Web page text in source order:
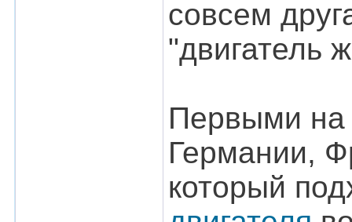
совсем
"двигатель
Первыми на
Германии,
который